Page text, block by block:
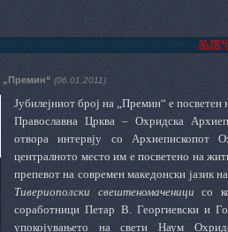
„Премин“ (06.01.2011)
Јубилејниот број на „Премин“ е
Православна Црква – Охридска
отвора интервју со Архиепископот
централното место им е посветено на
препевот на современ македонски јазик
Тивериополски свештеномаченицисо
соработници Петар В. Георгиевски и
упокојувањето на свети Наум